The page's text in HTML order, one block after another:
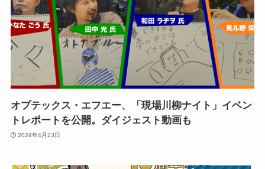
オプテックス・エフエー、「現場川柳ナイト」イベン
トレポートを公開。ダイジェスト動画も
2024年4月23日